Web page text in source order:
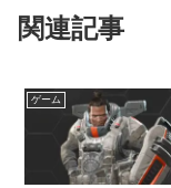
関連記事
ゲーム